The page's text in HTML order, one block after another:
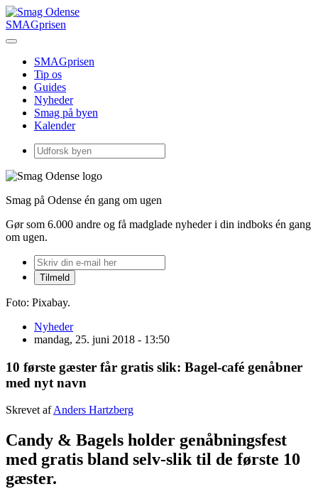
SMAGprisen
SMAGprisen
Tip os
Guides
Nyheder
Smag på byen
Kalender
Smag på Odense én gang om ugen
Gør som 6.000 andre og få madglade nyheder i din indboks én gang
om ugen.
Foto: Pixabay.
Nyheder
mandag, 25. juni 2018 - 13:50
10 første gæster får gratis slik: Bagel-café genåbner
med nyt navn
Skrevet afAnders Hartzberg
Candy & Bagels holder genåbningsfest
med gratis bland selv-slik til de første 10
gæster.